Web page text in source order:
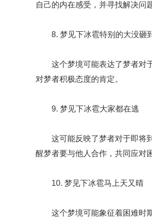
自己的内在感受，并寻找解决问
8. 梦见下冰雹特别的大没砸
这个梦境可能表达了梦者对
对梦者积极态度的肯定。
9. 梦见下冰雹大家都在逃
这可能反映了梦者对于即将
醒梦者要与他人合作，共同应对
10. 梦见下冰雹马上天又晴
这个梦境可能象征着困难时